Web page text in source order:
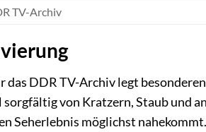
TV-Archiv
DDR TV-Archiv legt
von Kratzern, Staub und
Seherlebnis möglichst